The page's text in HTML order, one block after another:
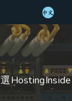
選HostingInside